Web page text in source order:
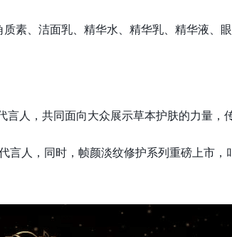
素、洁面乳、精华水、精华乳、精华液、
人，共同面向大众展示草本护肤的力量，
人，同时，帧颜淡纹修护系列重磅上市，